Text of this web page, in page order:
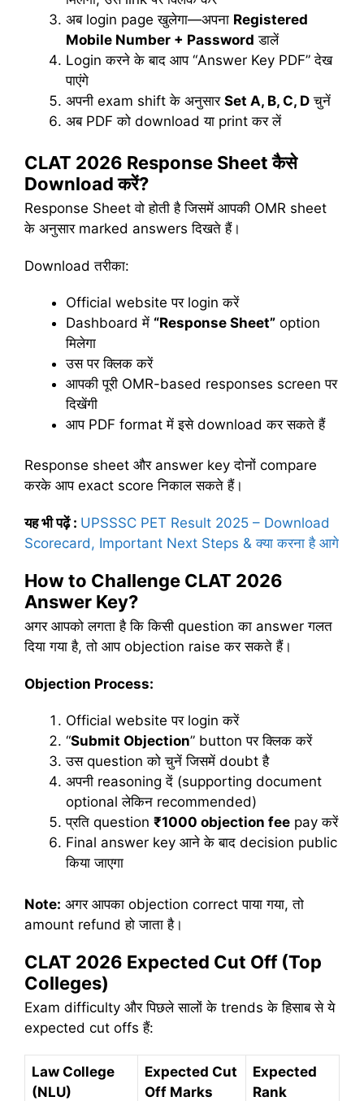
अब login page खुलेगा—अपना Registered
Mobile Number + Password डालें
Login करने के बाद आप “Answer Key PDF” देख
पाएंगे
अपनी exam shift के अनुसार Set A, B, C, D चुनें
अब PDF को download या print कर लें
CLAT 2026 Response Sheetकैसे
Downloadकरें?
Response Sheet वो होती है जिसमें आपकी OMR sheet
के अनुसार marked answers दिखते हैं।
Download तरीका:
Official website पर login करें
Dashboard में “Response Sheet” option
मिलेगा
उस पर क्लिक करें
आपकी पूरी OMR-based responses screen पर
दिखेंगी
आप PDF format में इसे download कर सकते हैं
Response sheet और answer key दोनों compare
करके आप exact score निकाल सकते हैं।
यह भी पढ़ें : UPSSSC PET Result 2025 – Download
Scorecard, Important Next Steps & क्या करना है आगे
How to Challenge CLAT 2026
Answer Key?
अगर आपको लगता है कि किसी question का answer गलत
दिया गया है, तो आप objection raise कर सकते हैं।
Objection Process:
Official website पर login करें
“Submit Objection” button पर क्लिक करें
उस question को चुनें जिसमें doubt है
अपनी reasoning दें (supporting document
optional लेकिन recommended)
प्रति question ₹1000 objection fee pay करें
Final answer key आने के बाद decision public
किया जाएगा
Note: अगर आपका objection correct पाया गया, तो
amount refund हो जाता है।
CLAT 2026 Expected Cut Off (Top
Colleges)
Exam difficulty और पिछले सालों के trends के हिसाब से ये
expected cut offs हैं:
Law College
(NLU)
Expected Cut
Off Marks
Expected
Rank